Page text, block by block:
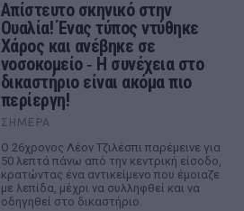
Απίστευτο σκηνικό στην
Ουαλία! Ένας τύπος ντύθηκε
Χάρος και ανέβηκε σε
νοσοκομείο ‑ H συνέχεια στο
δικαστήριο είναι ακόμα πιο
περίεργη!
ΣΉΜΕΡΑ
Ο 26χρονος Λέον Τζιλέσπι παρέμεινε για
50 λεπτά πάνω από την κεντρική είσοδο,
κρατώντας ένα αντικείμενο που έμοιαζε
με λεπίδα, μέχρι να συλληφθεί και να
οδηγηθεί στο δικαστήριο.